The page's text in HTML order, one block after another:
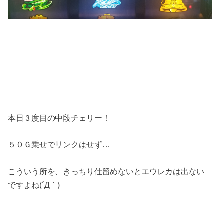
本日３度目の中段チェリー！
５０Ｇ乗せでリンクはせず…
こういう所を、きっちり仕留めないとエウレカは出ない
ですよね(´Д｀)